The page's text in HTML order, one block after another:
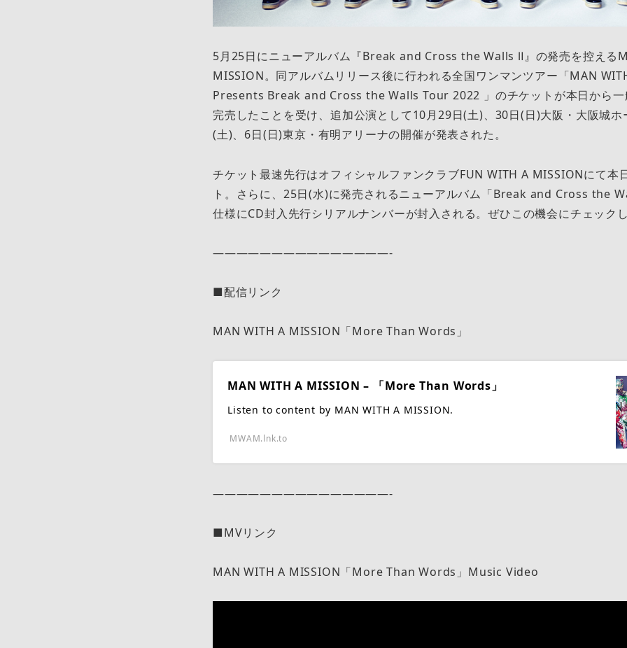
5月25日にニューアルバム『Break and Cross the Walls Ⅱ』の発売を控える
MISSION。同アルバムリリース後に行われる全国ワンマンツアー「MAN
Presents Break and Cross the Walls Tour 2022 」のチケットが本日から一
完売したことを受け、追加公演として10月29日(土)、30日(日)大阪・大阪城
(土)、6日(日)東京・有明アリーナの開催が発表された。
チケット最速先行はオフィシャルファンクラブFUN WITH A MISSIONにて本
ト。さらに、25日(水)に発売されるニューアルバム「Break and Cross the
仕様にCD封入先行シリアルナンバーが封入される。ぜひこの機会にチェック
———————————————-
■配信リンク
MAN WITH A MISSION「More Than Words」
MAN WITH A MISSION – 「More Than Words」
Listen to content by MAN WITH A MISSION.
MWAM.lnk.to
———————————————-
■MVリンク
MAN WITH A MISSION「More Than Words」Music Video